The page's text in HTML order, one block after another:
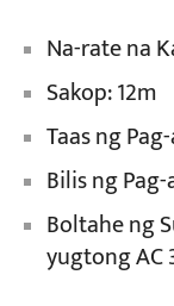
Na-rate na
Sakop: 12m
Taas ng
Bilis ng
Boltahe ng
yugtong AC